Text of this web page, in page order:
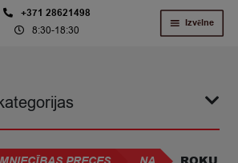
+371 28621498
8:30-18:30
Izvēlne